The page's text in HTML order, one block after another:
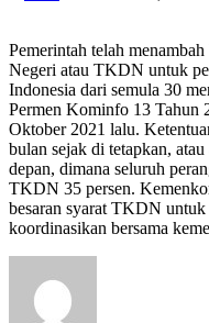
Pemerintah telah
Negeri atau TKDN untuk
Indonesia dari semula 30
Permen Kominfo 13 Tahun
Oktober 2021 lalu.
bulan sejak di tetapkan,
depan, dimana seluruh
TKDN 35 persen.
besaran syarat TKDN
koordinasikan bersama